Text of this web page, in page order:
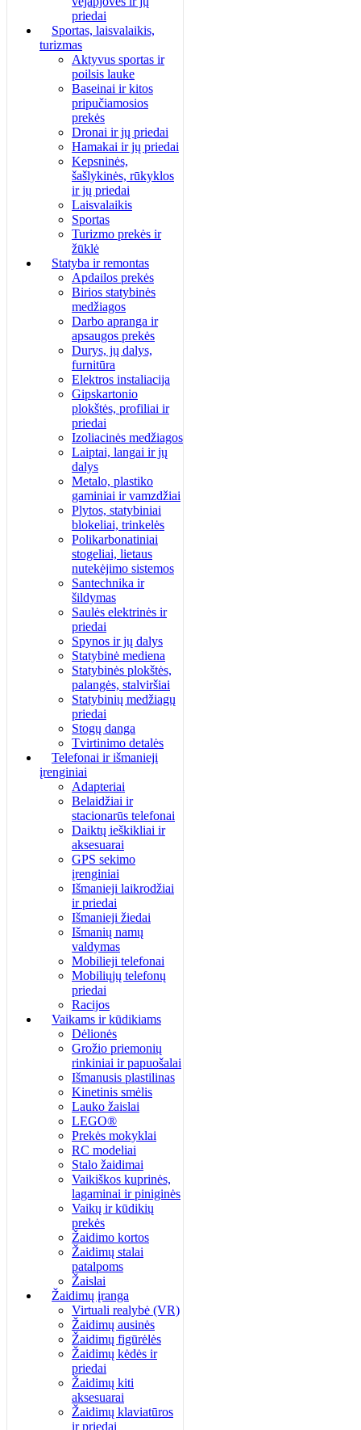
priedai
Sportas, laisvalaikis,
turizmas
Aktyvus sportas ir
poilsis lauke
Baseinai ir kitos
pripučiamosios
prekės
Dronai ir jų priedai
Hamakai ir jų priedai
Kepsninės,
šašlykinės, rūkyklos
ir jų priedai
Laisvalaikis
Sportas
Turizmo prekės ir
žūklė
Statyba ir remontas
Apdailos prekės
Birios statybinės
medžiagos
Darbo apranga ir
apsaugos prekės
Durys, jų dalys,
furnitūra
Elektros instaliacija
Gipskartonio
plokštės, profiliai ir
priedai
Izoliacinės medžiagos
Laiptai, langai ir jų
dalys
Metalo, plastiko
gaminiai ir vamzdžiai
Plytos, statybiniai
blokeliai, trinkelės
Polikarbonatiniai
stogeliai, lietaus
nutekėjimo sistemos
Santechnika ir
šildymas
Saulės elektrinės ir
priedai
Spynos ir jų dalys
Statybinė mediena
Statybinės plokštės,
palangės, stalviršiai
Statybinių medžiagų
priedai
Stogų danga
Tvirtinimo detalės
Telefonai ir išmanieji
įrenginiai
Adapteriai
Belaidžiai ir
stacionarūs telefonai
Daiktų ieškikliai ir
aksesuarai
GPS sekimo
įrenginiai
Išmanieji laikrodžiai
ir priedai
Išmanieji žiedai
Išmanių namų
valdymas
Mobilieji telefonai
Mobiliųjų telefonų
priedai
Racijos
Vaikams ir kūdikiams
Dėlionės
Grožio priemonių
rinkiniai ir papuošalai
Išmanusis plastilinas
Kinetinis smėlis
Lauko žaislai
LEGO®
Prekės mokyklai
RC modeliai
Stalo žaidimai
Vaikiškos kuprinės,
lagaminai ir piniginės
Vaikų ir kūdikių
prekės
Žaidimo kortos
Žaidimų stalai
patalpoms
Žaislai
Žaidimų įranga
Virtuali realybė (VR)
Žaidimų ausinės
Žaidimų figūrėlės
Žaidimų kėdės ir
priedai
Žaidimų kiti
aksesuarai
Žaidimų klaviatūros
ir priedai